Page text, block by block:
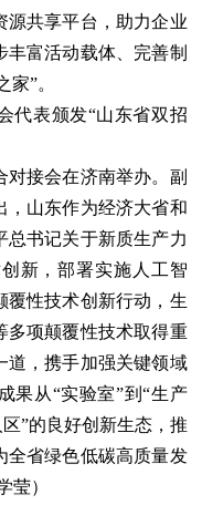
源共享平台，助力企业
富活动载体、完善制
”。
表颁发“山东省双招
接会在济南举办。副
，山东作为经济大省和
总书记关于新质生产力
新，部署实施人工智
覆性技术创新行动，生
多项颠覆性技术取得重
道，携手加强关键领域
果从“实验室”到“生产
”的良好创新生态，推
全省绿色低碳高质量发
莹）